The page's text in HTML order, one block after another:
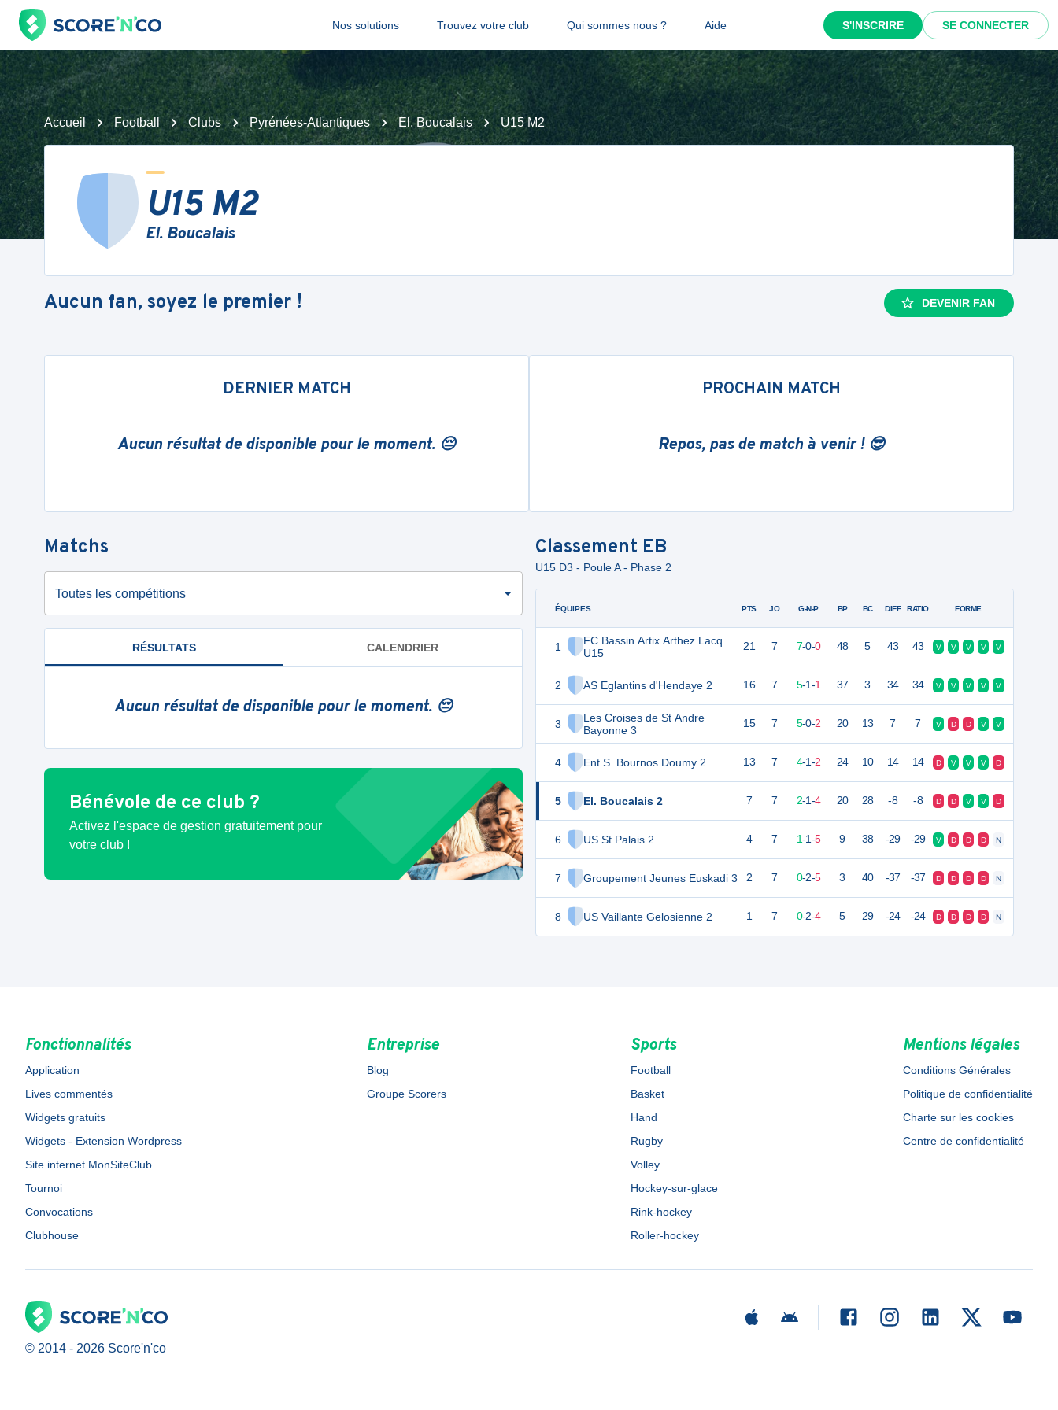
Nos solutions Trouvez votre club Qui sommes nous ? Aide S'INSCRIRE SE CONNECTER
Accueil Football Clubs Pyrénées-Atlantiques El. Boucalais U15 M2
U15 M2
El. Boucalais
Aucun fan, soyez le premier ! DEVENIR FAN
DERNIER MATCH
Aucun résultat de disponible pour le moment. 😔
PROCHAIN MATCH
Repos, pas de match à venir ! 😎
Matchs
Toutes les compétitions
RÉSULTATS CALENDRIER
Aucun résultat de disponible pour le moment. 😔
Bénévole de ce club ?
Activez l'espace de gestion gratuitement pour
votre club !
Classement EB
U15 D3 - Poule A - Phase 2
ÉQUIPES
1
FC Bassin Artix Arthez Lacq
U15
2 AS Eglantins d'Hendaye 2
3
Les Croises de St Andre
Bayonne 3
4 Ent.S. Bournos Doumy 2
5 El. Boucalais 2
6 US St Palais 2
7 Groupement Jeunes Euskadi 3
8 US Vaillante Gelosienne 2
PTS JO G-N-P BP BC DIFF RATIO FORME
21 7 7-0-0 48 5 43 43 V V V V V
16 7 5-1-1 37 3 34 34 V V V V V
15 7 5-0-2 20 13 7 7 V D D V V
13 7 4-1-2 24 10 14 14 D V V V D
7 7 2-1-4 20 28 -8 -8 D D V V D
4 7 1-1-5 9 38 -29 -29 V D D D N
2 7 0-2-5 3 40 -37 -37 D D D D N
1 7 0-2-4 5 29 -24 -24 D D D D N
Fonctionnalités
Application
Lives commentés
Widgets gratuits
Widgets - Extension Wordpress
Site internet MonSiteClub
Tournoi
Convocations
Clubhouse
Entreprise
Blog
Groupe Scorers
Sports
Football
Basket
Hand
Rugby
Volley
Hockey-sur-glace
Rink-hockey
Roller-hockey
Mentions légales
Conditions Générales
Politique de confidentialité
Charte sur les cookies
Centre de confidentialité
© 2014 - 2026 Score'n'co